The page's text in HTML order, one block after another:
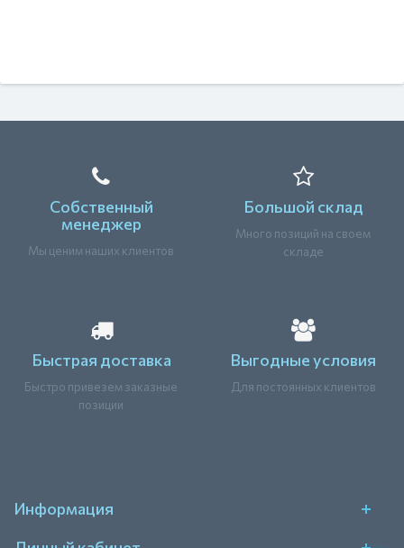
Собственный
менеджер
Мы ценим наших клиентов
Большой склад
Много позиций на своем
складе
Быстрая доставка
Быстро привезем заказные
позиции
Выгодные условия
Для постоянных клиентов
Информация